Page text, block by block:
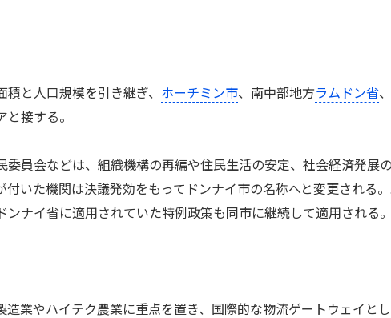
と人口規模を引き継ぎ、 ホーチミン市、南中部地方ラムドン省
接する。
員会などは、組織機構の再編や住民生活の安定、社会経済発展
いた機関は決議発効をもってドンナイ市の名称へと変更される
ナイ省に適用されていた特例政策も同市に継続して適用される
業やハイテク農業に重点を置き、国際的な物流ゲートウェイと